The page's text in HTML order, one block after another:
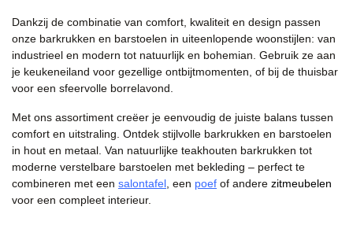
Dankzij de combinatie van comfort, kwaliteit en design passen
onze barkrukken en barstoelen in uiteenlopende woonstijlen: van
industrieel en modern tot natuurlijk en bohemian. Gebruik ze aan
je keukeneiland voor gezellige ontbijtmomenten, of bij de thuisbar
voor een sfeervolle borrelavond.
Met ons assortiment creëer je eenvoudig de juiste balans tussen
comfort en uitstraling. Ontdek stijlvolle barkrukken en barstoelen
in hout en metaal. Van natuurlijke teakhouten barkrukken tot
moderne verstelbare barstoelen met bekleding – perfect te
combineren met een salontafel, een poef of andere zitmeubelen
voor een compleet interieur.